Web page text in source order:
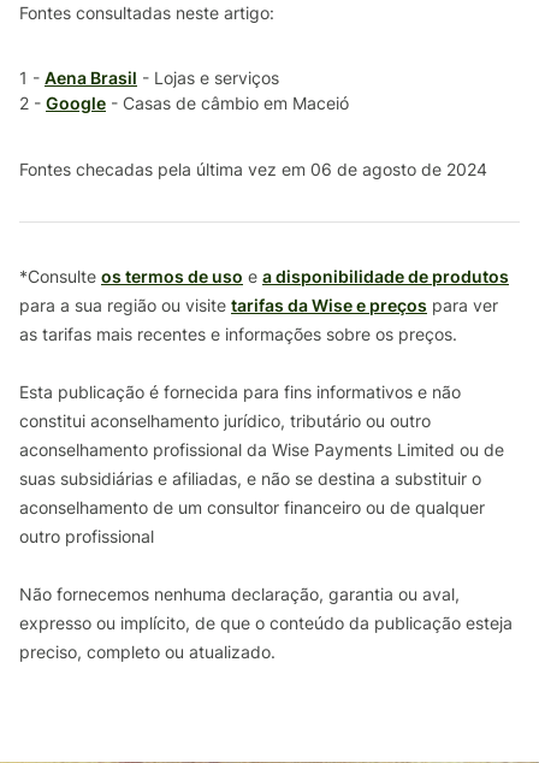
Fontes consultadas neste artigo:
1 - Aena Brasil - Lojas e serviços
2 - Google - Casas de câmbio em Maceió
Fontes checadas pela última vez em 06 de agosto de 2024
*Consulte os termos de uso e a disponibilidade de produtos
para a sua região ou visite tarifas da Wise e preços para ver
as tarifas mais recentes e informações sobre os preços.
Esta publicação é fornecida para fins informativos e não
constitui aconselhamento jurídico, tributário ou outro
aconselhamento profissional da Wise Payments Limited ou de
suas subsidiárias e afiliadas, e não se destina a substituir o
aconselhamento de um consultor financeiro ou de qualquer
outro profissional
Não fornecemos nenhuma declaração, garantia ou aval,
expresso ou implícito, de que o conteúdo da publicação esteja
preciso, completo ou atualizado.